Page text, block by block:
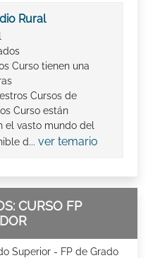
Rural
Curso tienen una
Cursos de
Curso están
el vasto mundo del
d... ver temario
CURSO FP
Superior - FP de Grado